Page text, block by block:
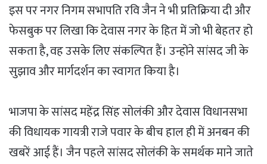
इस पर नगर निगम सभापति रवि जैन ने भी प्रतिक्रिया दी और
फेसबुक पर लिखा कि देवास नगर के हित में जो भी बेहतर हो
सकता है, वह उसके लिए संकल्पित हैं। उन्होंने सांसद जी के
सुझाव और मार्गदर्शन का स्वागत किया है।
भाजपा के सांसद महेंद्र सिंह सोलंकी और देवास विधानसभा
की विधायक गायत्री राजे पवार के बीच हाल ही में अनबन की
खबरें आई हैं। जैन पहले सांसद सोलंकी के समर्थक माने जाते